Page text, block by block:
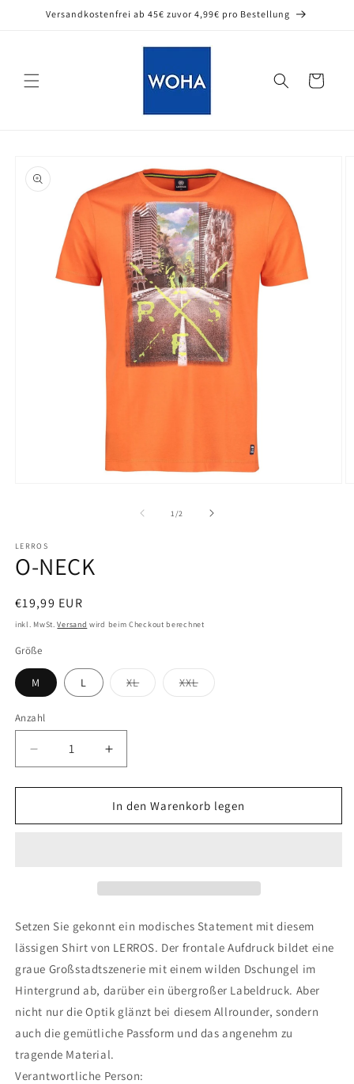
Versandkostenfrei ab 45€ zuvor 4,99€ pro Bestellung
Warenkorb
1 /von
2
LERROS
O-NECK
Normaler
Preis
€19,99 EUR
inkl. MwSt.Versand wird beim Checkout berechnet
Größe
M L XLVariante
ausverkauft
XXLVariante
ausverkauft
Anzahl
Verringere
die
Menge
O-
Erhöhe
die
Menge
für
O-
In den Warenkorb legen
Setzen Sie gekonnt ein modisches Statement mit diesem
lässigen Shirt von LERROS. Der frontale Aufdruck bildet eine
graue Großstadtszenerie mit einem wilden Dschungel im
Hintergrund ab, darüber ein übergroßer Labeldruck. Aber
nicht nur die Optik glänzt bei diesem Allrounder, sondern
auch die gemütliche Passform und das angenehm zu
tragende Material.
Verantwortliche Person: